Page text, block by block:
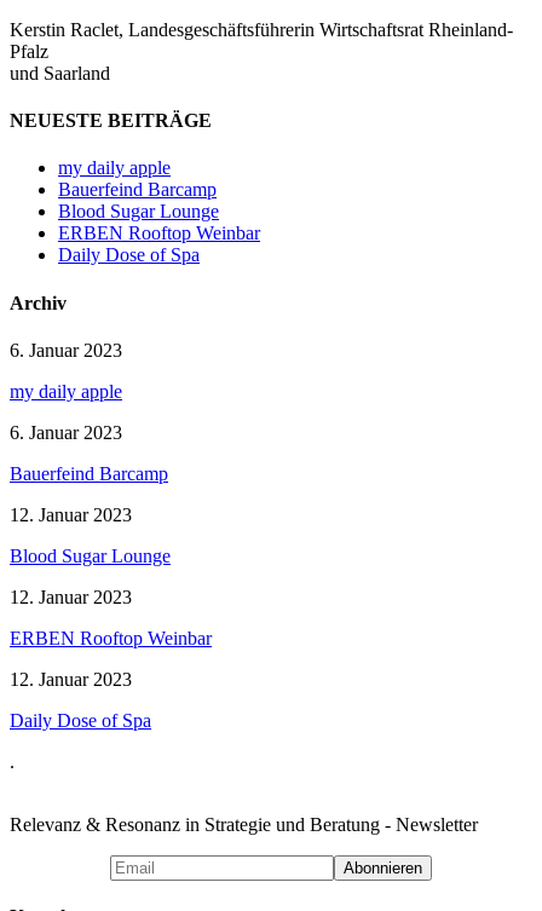
Kerstin Raclet, Landesgeschäftsführerin Wirtschaftsrat Rheinland-
Pfalz
und Saarland
NEUESTE BEITRÄGE
my daily apple
Bauerfeind Barcamp
Blood Sugar Lounge
ERBEN Rooftop Weinbar
Daily Dose of Spa
Archiv
6. Januar 2023
my daily apple
6. Januar 2023
Bauerfeind Barcamp
12. Januar 2023
Blood Sugar Lounge
12. Januar 2023
ERBEN Rooftop Weinbar
12. Januar 2023
Daily Dose of Spa
.
Relevanz & Resonanz in Strategie und Beratung - Newsletter